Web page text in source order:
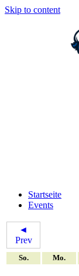
Skip to content
Startseite
Events
◄
Prev
So. Mo.